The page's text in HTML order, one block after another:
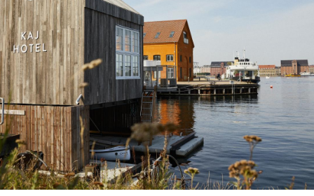
Idées Déco En 10 Photos
Maison En Ville
Méli-Mélo Suédois
Tendance
Interieurs Scandinaves
La Décoration Selon Votre Signe Astrologique
Les Trouvailles Déco Du Jour
Loft
Maison Appartement Écologique
Maison Container/container House
Maison D'hôtes
Maison Et Appartement Vintage
On Décode La Déco
Petite Surface
Piscine Question De Style
Renovation
Revue De Week End
Tiny House